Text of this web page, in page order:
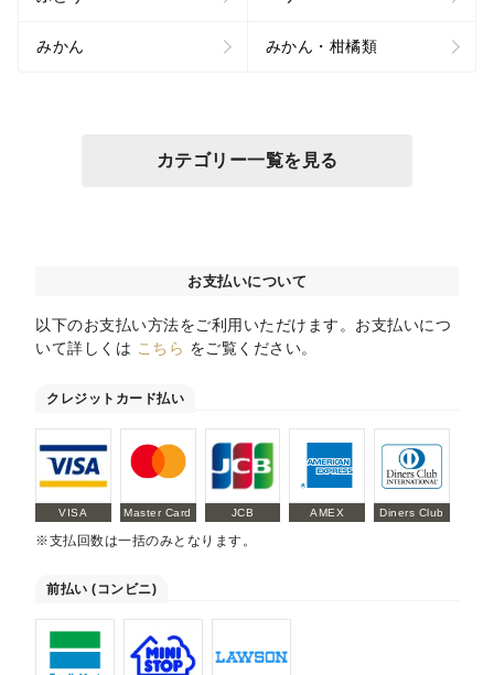
みかん みかん・柑橘類
カテゴリー一覧を見る
お支払いについて
以下のお支払い方法をご利用いただけます。お支払いにつ
いて詳しくは こちら をご覧ください。
クレジットカード払い
VISA Master Card JCB AMEX Diners Club
※支払回数は一括のみとなります。
前払い (コンビニ)